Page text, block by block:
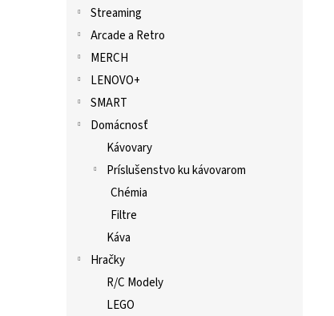
Streaming
Arcade a Retro
MERCH
LENOVO+
SMART
Domácnosť
Kávovary
Príslušenstvo ku kávovarom
Chémia
Filtre
Káva
Hračky
R/C Modely
LEGO